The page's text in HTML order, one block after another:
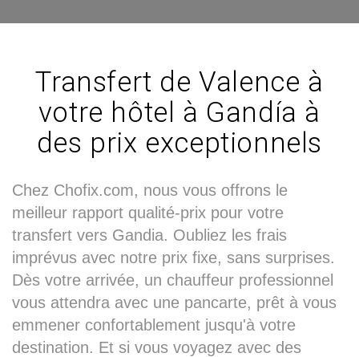
Transfert de Valence à
votre hôtel à Gandía à
des prix exceptionnels
Chez Chofix.com, nous vous offrons le
meilleur rapport qualité-prix pour votre
transfert vers Gandia. Oubliez les frais
imprévus avec notre prix fixe, sans surprises.
Dès votre arrivée, un chauffeur professionnel
vous attendra avec une pancarte, prêt à vous
emmener confortablement jusqu'à votre
destination. Et si vous voyagez avec des